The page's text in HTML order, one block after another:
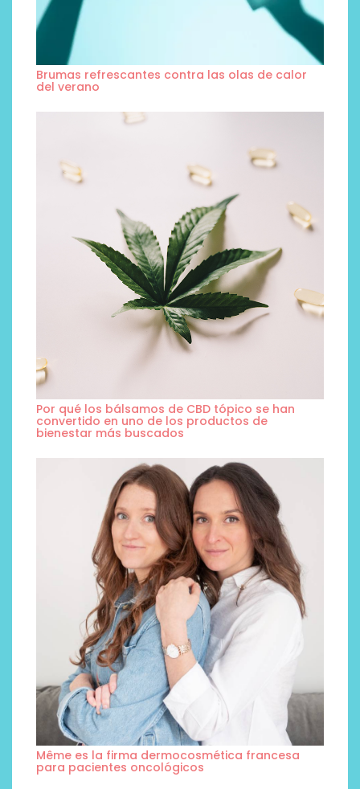
Brumas refrescantes contra las olas de calor
del verano
Por qué los bálsamos de CBD tópico se han
convertido en uno de los productos de
bienestar más buscados
Même es la firma dermocosmética francesa
para pacientes oncológicos